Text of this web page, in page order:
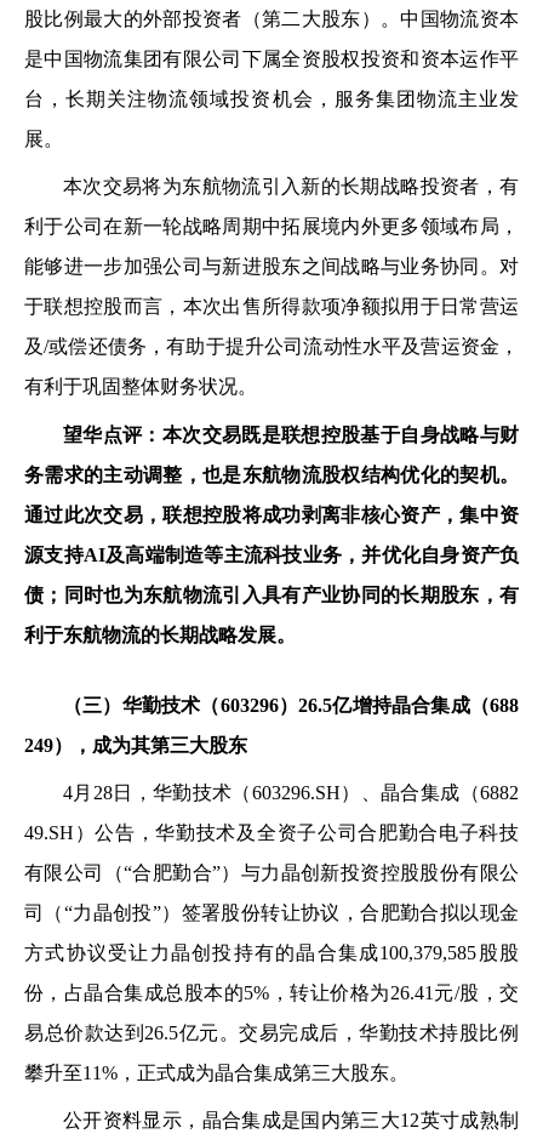
股比例最大的外部投资者（第二大股东）。中国物流资本
是中国物流集团有限公司下属全资股权投资和资本运作平
台，长期关注物流领域投资机会，服务集团物流主业发
展。
本次交易将为东航物流引入新的长期战略投资者，有
利于公司在新一轮战略周期中拓展境内外更多领域布局，
能够进一步加强公司与新进股东之间战略与业务协同。对
于联想控股而言，本次出售所得款项净额拟用于日常营运
及/或偿还债务，有助于提升公司流动性水平及营运资金，
有利于巩固整体财务状况。
望华点评： 本次交易既是联想控股基于自身战略与财
务需求的主动调整，也是东航物流股权结构优化的契机。
通过此次交易，联想控股将成功剥离非核心资产，集中资
源支持AI及高端制造等主流科技业务，并优化自身资产负
债；同时也为东航物流引入具有产业协同的长期股东，有
利于东航物流的长期战略发展。
（三） 华勤技术（603296）26.5亿增持晶合集成（688
249），成为其第三大股东
4月28日，华勤技术（603296.SH）、晶合集成（6882
49.SH）公告，华勤技术及全资子公司合肥勤合电子科技
有限公司（“合肥勤合”）与力晶创新投资控股股份有限公
司（“力晶创投”）签署股份转让协议，合肥勤合拟以现金
方式协议受让力晶创投持有的晶合集成100,379,585股股
份，占晶合集成总股本的5%，转让价格为26.41元/股，交
易总价款达到26.5亿元。交易完成后，华勤技术持股比例
攀升至11%，正式成为晶合集成第三大股东。
公开资料显示，晶合集成是国内第三大12英寸成熟制